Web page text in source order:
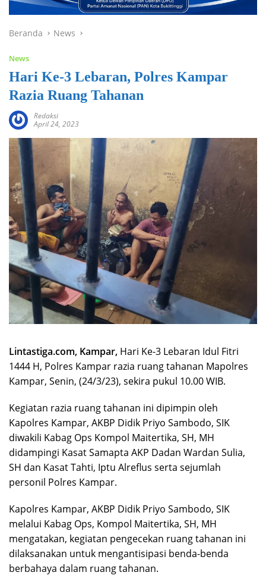
Beranda News
News
Hari Ke-3 Lebaran, Polres Kampar
Razia Ruang Tahanan
Redaksi
April 24, 2023
Lintastiga.com, Kampar, Hari Ke-3 Lebaran Idul Fitri
1444 H, Polres Kampar razia ruang tahanan Mapolres
Kampar, Senin, (24/3/23), sekira pukul 10.00 WIB.
Kegiatan razia ruang tahanan ini dipimpin oleh
Kapolres Kampar, AKBP Didik Priyo Sambodo, SIK
diwakili Kabag Ops Kompol Maitertika, SH, MH
didampingi Kasat Samapta AKP Dadan Wardan Sulia,
SH dan Kasat Tahti, Iptu Alreflus serta sejumlah
personil Polres Kampar.
Kapolres Kampar, AKBP Didik Priyo Sambodo, SIK
melalui Kabag Ops, Kompol Maitertika, SH, MH
mengatakan, kegiatan pengecekan ruang tahanan ini
dilaksanakan untuk mengantisipasi benda-benda
berbahaya dalam ruang tahanan.